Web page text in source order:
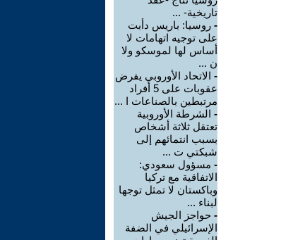
تاريخية- ...
- روسيا: باريس دأبت
على توجيه اتهامات لا
أساس لها لموسكو ولا
ن ...
- الاتحاد الأوروبي يفرض
عقوبات على 5 أفراد
مرتبطين بالصناعات ا ...
- الشرطة الأوروبية
تعتقل ثلاثة أشخاص
بسبب انتمائهم إلى
شبكتي ت ...
- مسؤول سعودي:
الاتفاقية مع تركيا
وباكستان لا تمثل توجها
لبناء ...
- حواجز الجيش
الإسرائيلي في الضفة